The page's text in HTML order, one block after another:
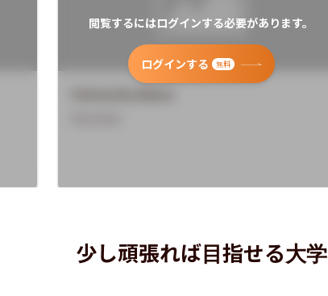
閲覧するにはログインする必要があります。
ログインする 無料
少し頑張れば目指せる大学